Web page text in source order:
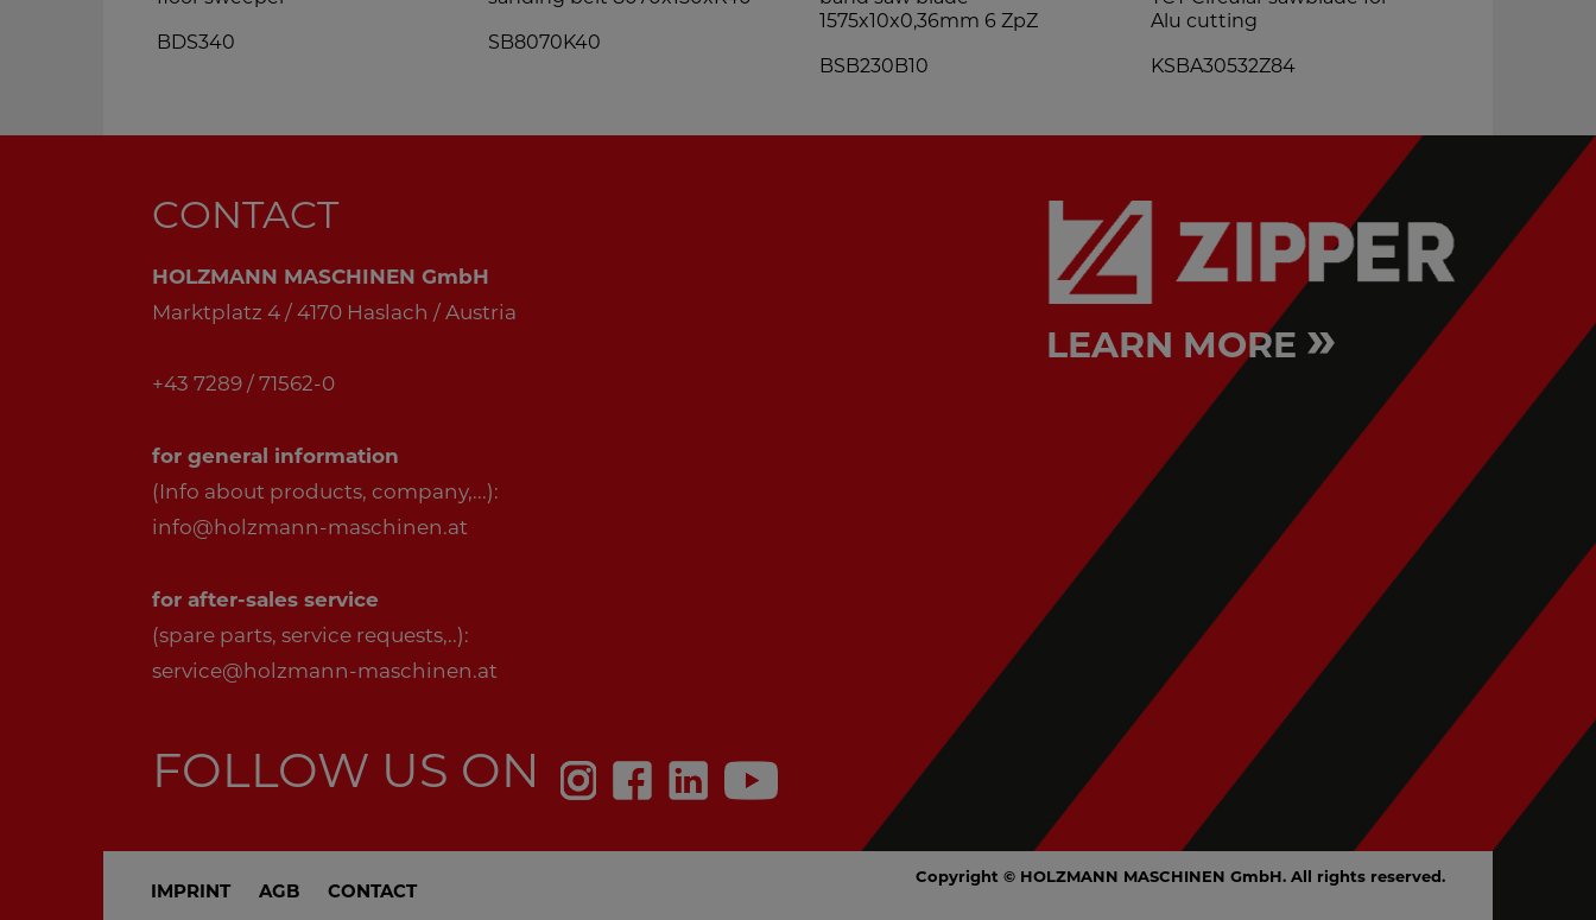
BDS340 SB8070K40
1575x10x0,36mm 6 ZpZ
BSB230B10
Alu cutting
KSBA30532Z84
CONTACT
HOLZMANN MASCHINEN GmbH
Marktplatz 4 / 4170 Haslach / Austria
+43 7289 / 71562-0
for general information
(Info about products, company,...):
info@holzmann-maschinen.at
for after-sales service
(spare parts, service requests,..):
service@holzmann-maschinen.at
FOLLOW US ON
LEARN MORE »
IMPRINT AGB CONTACT
Copyright © HOLZMANN MASCHINEN GmbH. All rights reserved.